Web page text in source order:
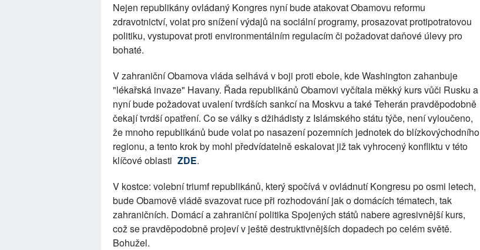
Nejen republikány ovládaný Kongres nyní bude atakovat Obamovu reformu
zdravotnictví, volat pro snížení výdajů na sociální programy, prosazovat protipotratovou
politiku, vystupovat proti environmentálním regulacím či požadovat daňové úlevy pro
bohaté.
V zahraniční Obamova vláda selhává v boji proti ebole, kde Washington zahanbuje
"lékařská invaze" Havany. Řada republikánů Obamovi vyčítala měkký kurs vůči Rusku a
nyní bude požadovat uvalení tvrdších sankcí na Moskvu a také Teherán pravděpodobně
čekají tvrdší opatření. Co se války s džihádisty z Islámského státu týče, není vyloučeno,
že mnoho republikánů bude volat po nasazení pozemních jednotek do blízkovýchodního
regionu, a tento krok by mohl předvídatelně eskalovat již tak vyhrocený konfliktu v této
klíčové oblasti ZDE.
V kostce: volební triumf republikánů, který spočívá v ovládnutí Kongresu po osmi letech,
bude Obamově vládě svazovat ruce při rozhodování jak o domácích tématech, tak
zahraničních. Domácí a zahraniční politika Spojených států nabere agresivnější kurs,
což se pravděpodobně projeví v ještě destruktivnějších dopadech po celém světě.
Bohužel.